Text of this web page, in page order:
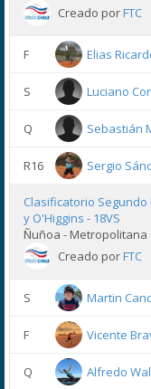
Creado porFTC
F Elias
S Luciano
Q Sebastián
R16 Sergio
Clasificatorio
y O'Higgins - 18VS
Ñuñoa - Metropolitana
Creado porFTC
S Martin
F Vicente
Q Alfredo